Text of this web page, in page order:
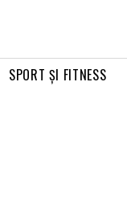
SPORT ŞI FITNESS